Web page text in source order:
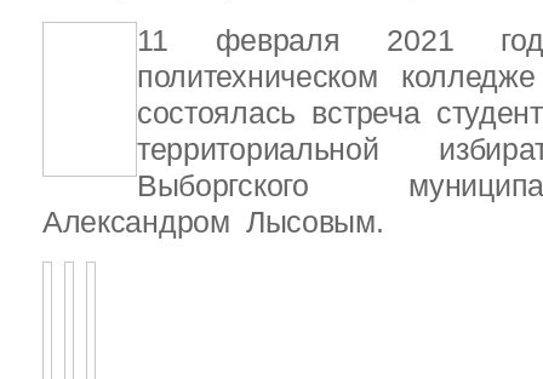
11 февраля 2021
политехническом
состоялась встреча
территориальной
Выборгского
Александром Лысовым.